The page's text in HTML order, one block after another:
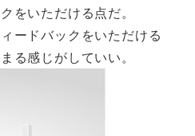
をいただける点だ。
ードバックをいただける
る感じがしていい。